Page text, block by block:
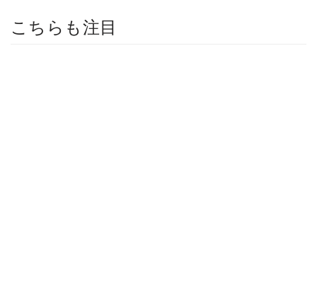
こちらも注目